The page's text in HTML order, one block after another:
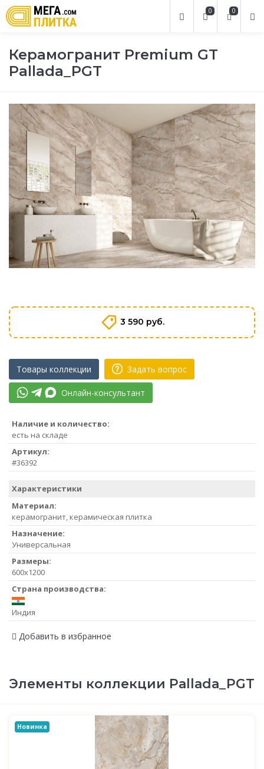
0
0
Керамогранит Premium GT
Pallada_PGT
3 590 руб.
Товары коллекции Задать вопрос
Онлайн-консультант
Наличие и количество:
есть на складе
Артикул:
#36392
Характеристики
Материал:
керамогранит, керамическая плитка
Назначение:
Универсальная
Размеры:
600x1200
Страна производства:
Индия
Добавить в избранное
Элементы коллекции Pallada_PGT
Новинка